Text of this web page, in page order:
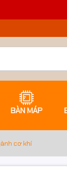
BÀN MÁP
cơ khí